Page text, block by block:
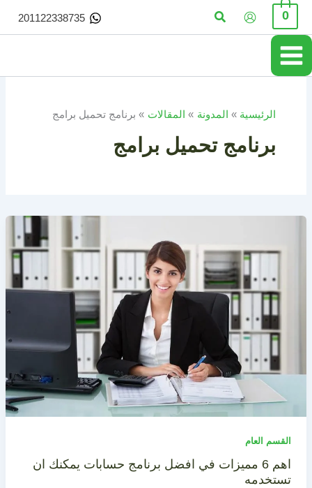
تخطي
المحتوى
0 البحث 201122338735
الرئيسية المدونة المقالات برنامج تحميل برامج
برنامج تحميل برامج
القسم العام
اهم 6 مميزات في افضل برنامج حسابات يمكنك ان
تستخدمه